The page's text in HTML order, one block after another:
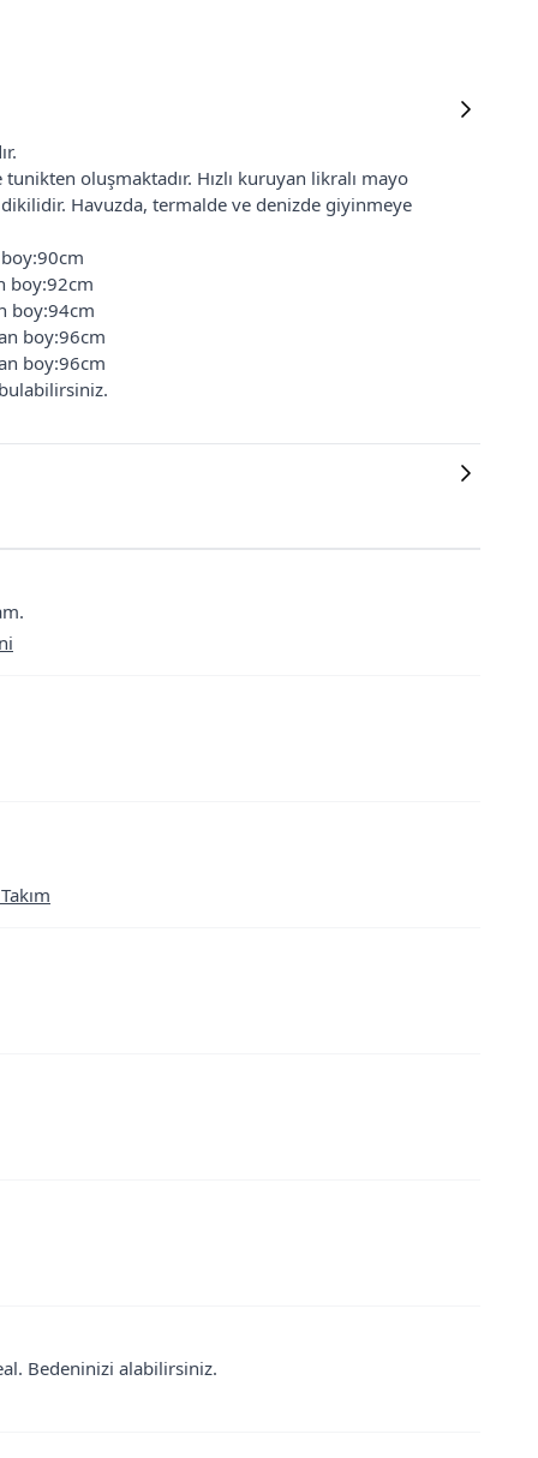
tunikten oluşmaktadır. Hızlı kuruyan likralı mayo
Havuzda, termalde ve denizde giyinmeye
boy:92cm
boy:94cm
boy:96cm
boy:96cm
Bedeninizi alabilirsiniz.